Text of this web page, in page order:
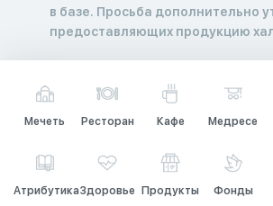
в базе. Просьба дополнительно
предоставляющих продукцию
Мечеть Ресторан Кафе Медресе
АтрибутикаЗдоровье Продукты Фонды